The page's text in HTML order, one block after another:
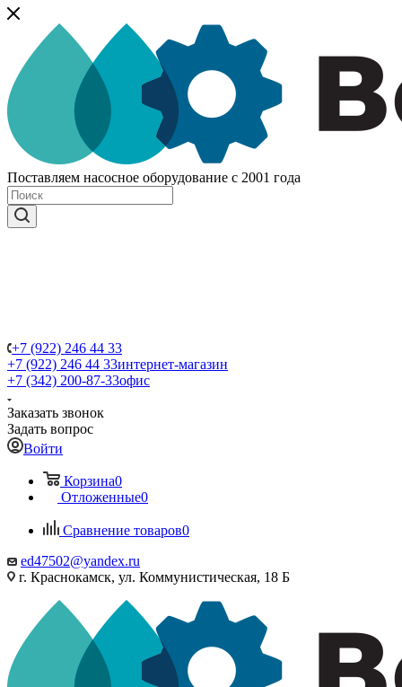
Поставляем насосное оборудование с 2001 года
+7 (922) 246 44 33
+7 (922) 246 44 33интернет-магазин
+7 (342) 200-87-33офис
Заказать звонок
Задать вопрос
Войти
Корзина0
Отложенные0
Сравнение товаров0
ed47502@yandex.ru
г. Краснокамск, ул. Коммунистическая, 18 Б